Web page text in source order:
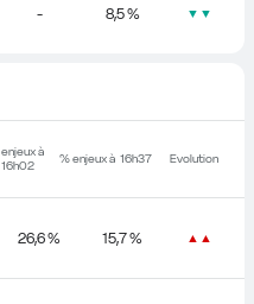
- 8,5 % ▼▼
% enjeux à
16h02
% enjeux à 16h37 Evolution
26,6 % 15,7 % ▲▲